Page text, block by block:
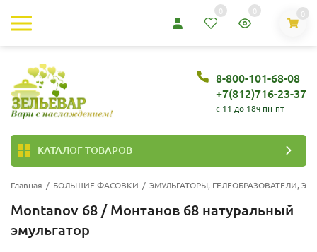
0 0 0
8-800-101-68-08
+7(812)716-23-37
c 11 до 18ч пн-пт
КАТАЛОГ ТОВАРОВ
Главная / БОЛЬШИЕ ФАСОВКИ / ЭМУЛЬГАТОРЫ, ГЕЛЕОБРАЗОВАТЕЛИ,
Montanov 68 / Монтанов 68 натуральный
эмульгатор